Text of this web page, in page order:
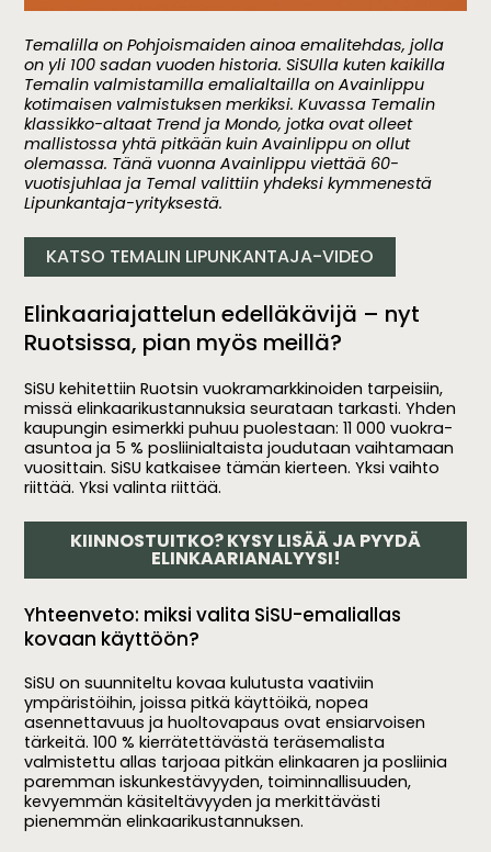
Temalilla on Pohjoismaiden ainoa emalitehdas, jolla
on yli 100 sadan vuoden historia. SiSUlla kuten kaikilla
Temalin valmistamilla emalialtailla on Avainlippu
kotimaisen valmistuksen merkiksi. Kuvassa Temalin
klassikko-altaat Trend ja Mondo, jotka ovat olleet
mallistossa yhtä pitkään kuin Avainlippu on ollut
olemassa. Tänä vuonna Avainlippu viettää 60-
vuotisjuhlaa ja Temal valittiin yhdeksi kymmenestä
Lipunkantaja-yrityksestä.
KATSO TEMALIN LIPUNKANTAJA-VIDEO
Elinkaariajattelun edelläkävijä – nyt
Ruotsissa, pian myös meillä?
SiSU kehitettiin Ruotsin vuokramarkkinoiden tarpeisiin,
missä elinkaarikustannuksia seurataan tarkasti. Yhden
kaupungin esimerkki puhuu puolestaan: 11 000 vuokra-
asuntoa ja 5 % posliinialtaista joudutaan vaihtamaan
vuosittain. SiSU katkaisee tämän kierteen. Yksi vaihto
riittää. Yksi valinta riittää.
KIINNOSTUITKO? KYSY LISÄÄ JA PYYDÄ
ELINKAARIANALYYSI!
Yhteenveto: miksi valita SiSU-emaliallas
kovaan käyttöön?
SiSU on suunniteltu kovaa kulutusta vaativiin
ympäristöihin, joissa pitkä käyttöikä, nopea
asennettavuus ja huoltovapaus ovat ensiarvoisen
tärkeitä. 100 % kierrätettävästä teräsemalista
valmistettu allas tarjoaa pitkän elinkaaren ja posliinia
paremman iskunkestävyyden, toiminnallisuuden,
kevyemmän käsiteltävyyden ja merkittävästi
pienemmän elinkaarikustannuksen.